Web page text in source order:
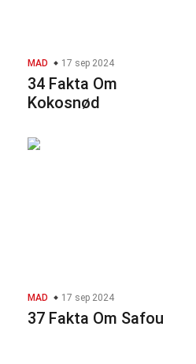
MAD 17 sep 2024
34 Fakta Om
Kokosnød
MAD 17 sep 2024
37 Fakta Om Safou